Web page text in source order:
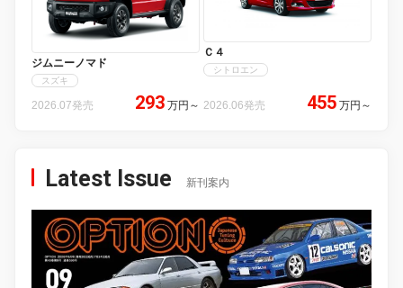
ジムニーノマド
スズキ
2026.07発売 293 万円 ～
Ｃ４
シトロエン
2026.06発売 455 万円 ～
Latest Issue 新刊案内